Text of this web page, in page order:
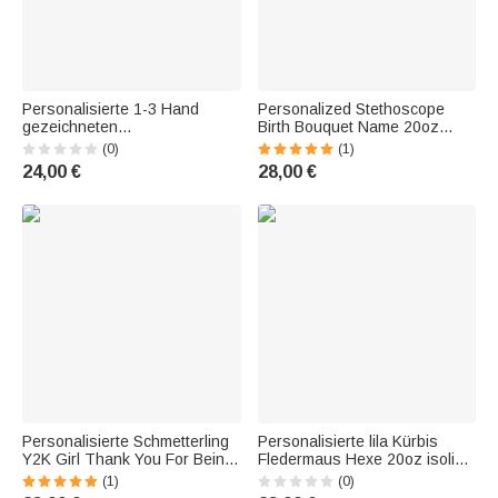
Personalisierte 1-3 Hand
gezeichneten
Weihnachtshund Coquette
Bow Design 20oz Glasbecher
mit Bambusdeckel und
Weihnachtsgeschenk für
(0)
24,00 €
Personalized Stethoscope
Birth Bouquet Name 20oz
Skinny Mug with Straw -
Recognition Graduation Gift for
Nurse, Doctor, Medical
(1)
28,00 €
Personalisierte Schmetterling
Y2K Girl Thank You For Being
My Sister 20oz isoliert Becher
mit Deckel und Stroh
(1)
Personalisierte lila Kürbis
Fledermaus Hexe 20oz isoliert
Becher mit Namen und
Strohhalm Happy Halloween
(0)